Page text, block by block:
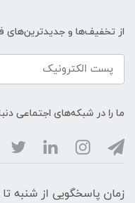
از تخفیف‌ها و جدیدترین‌های
ما را در شبکه‌های اجتماعی